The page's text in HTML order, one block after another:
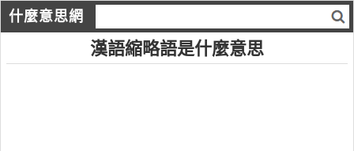
什麼意思網
漢語縮略語是什麼意思